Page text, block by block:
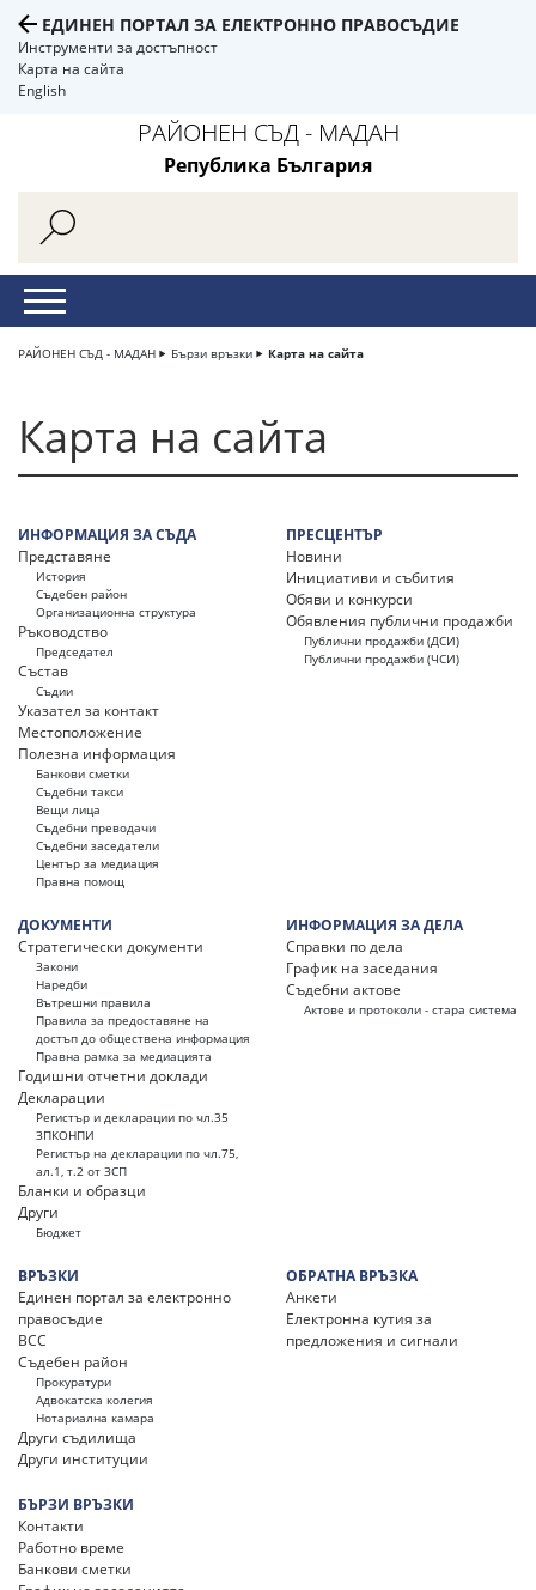
ЕДИНЕН ПОРТАЛ ЗА ЕЛЕКТРОННО ПРАВОСЪДИЕ
Инструменти за достъпност
Карта на сайта
English
РАЙОНЕН СЪД - МАДАН
Република България
РАЙОНЕН СЪД - МАДАН Бързи връзки Карта на сайта
Карта на сайта
ИНФОРМАЦИЯ ЗА СЪДА
Представяне
История
Съдебен район
Организационна структура
Ръководство
Председател
Състав
Съдии
Указател за контакт
Местоположение
Полезна информация
Банкови сметки
Съдебни такси
Вещи лица
Съдебни преводачи
Съдебни заседатели
Център за медиация
Правна помощ
ПРЕСЦЕНТЪР
Новини
Инициативи и събития
Обяви и конкурси
Обявления публични продажби
Публични продажби (ДСИ)
Публични продажби (ЧСИ)
ДОКУМЕНТИ
Стратегически документи
Закони
Наредби
Вътрешни правила
Правила за предоставяне на
достъп до обществена информация
Правна рамка за медиацията
Годишни отчетни доклади
Декларации
Регистър и декларации по чл.35
ЗПКОНПИ
Регистър на декларации по чл.75,
ал.1, т.2 от ЗСП
Бланки и образци
Други
Бюджет
ИНФОРМАЦИЯ ЗА ДЕЛА
Справки по дела
График на заседания
Съдебни актове
Актове и протоколи - стара система
ВРЪЗКИ
Единен портал за електронно
правосъдие
ВСС
Съдебен район
Прокуратури
Адвокатска колегия
Нотариална камара
Други съдилища
Други институции
ОБРАТНА ВРЪЗКА
Анкети
Електронна кутия за
предложения и сигнали
БЪРЗИ ВРЪЗКИ
Контакти
Работно време
Банкови сметки